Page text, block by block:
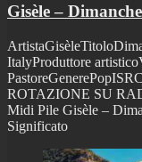
Gisèle –
ItalyProduttore
ROTAZIONE SU
Midi Pile Gisèle –
Significato